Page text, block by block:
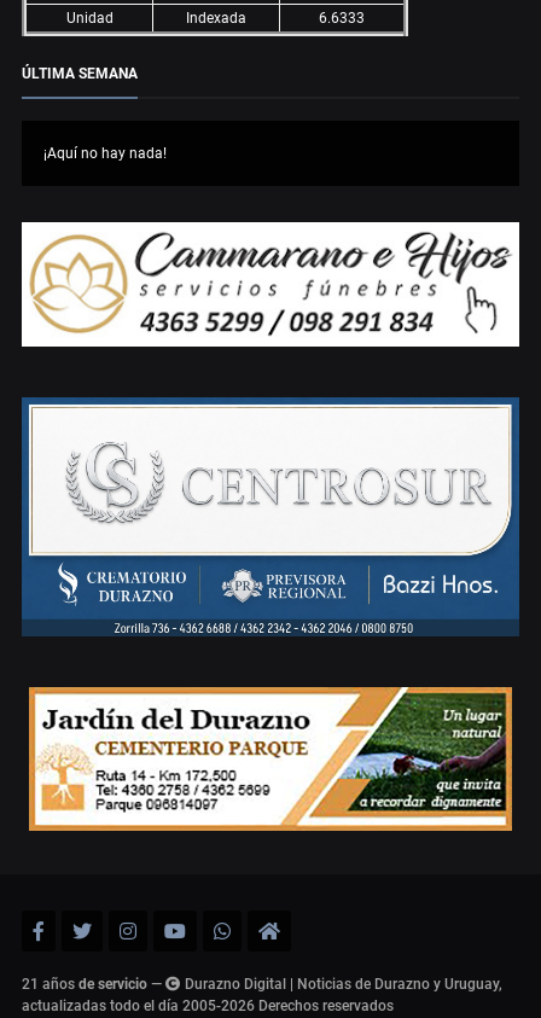
Unidad
Indexada 6.6333
ÚLTIMA SEMANA
¡Aquí no hay nada!
21 años de servicio —
Durazno Digital | Noticias de Durazno y Uruguay,
actualizadas todo el día 2005-2026 Derechos reservados